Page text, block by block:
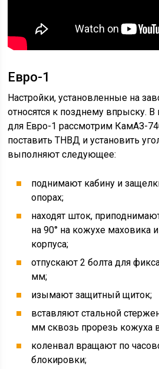
Евро-1
Настройки, установленные на
относятся к позднему впрыску. В
для Евро-1 рассмотрим КамАЗ-
поставить ТНВД и установить
выполняют следующее:
поднимают кабину и
опорах;
находят шток,
на 90° на кожухе маховика
корпуса;
отпускают 2 болта для
мм;
изымают защитный щиток;
вставляют стальной
мм сквозь прорезь кожуха
коленвал вращают по
блокировки;